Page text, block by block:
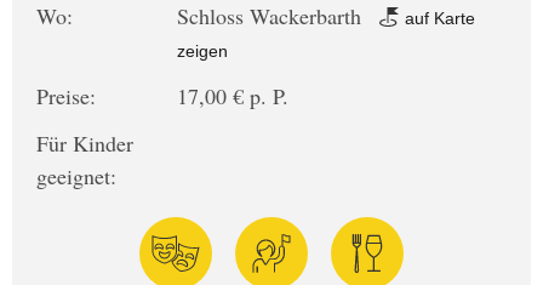
Wo:
Schloss Wackerbarth
auf Karte
zeigen
Preise:
17,00 € p. P.
Für Kinder
geeignet: